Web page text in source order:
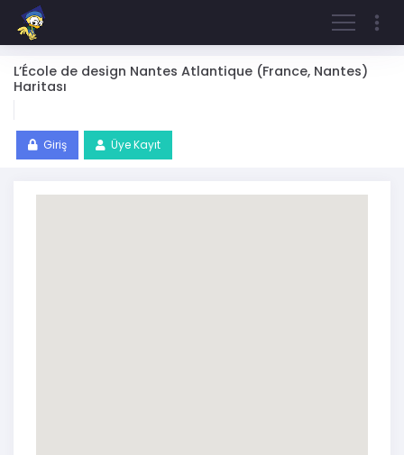
L’École de design Nantes Atlantique (France, Nantes)
Haritası
Giriş Üye Kayıt